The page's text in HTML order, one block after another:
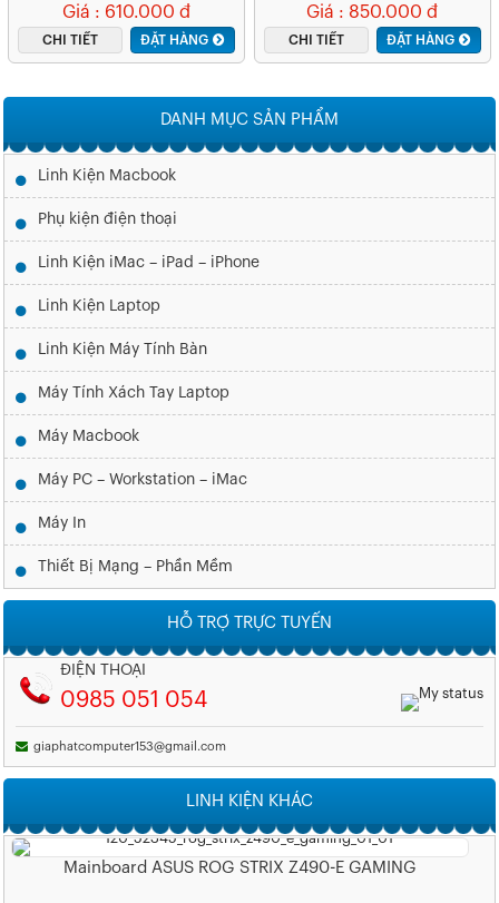
Giá : 610.000 đ
CHI TIẾT ĐẶT HÀNG
Giá : 850.000 đ
CHI TIẾT ĐẶT HÀNG
DANH MỤC SẢN PHẨM
Linh Kiện Macbook
Phụ kiện điện thoại
Linh Kiện iMac – iPad – iPhone
Linh Kiện Laptop
Linh Kiện Máy Tính Bàn
Máy Tính Xách Tay Laptop
Máy Macbook
Máy PC – Workstation – iMac
Máy In
Thiết Bị Mạng – Phần Mềm
HỖ TRỢ TRỰC TUYẾN
ĐIỆN THOẠI
0985 051 054
giaphatcomputer153@gmail.com
LINH KIỆN KHÁC
Mainboard ASUS ROG STRIX Z490-E GAMING